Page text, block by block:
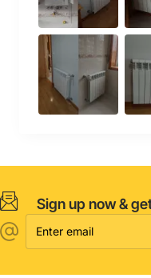
Sign up now &
Enter
email